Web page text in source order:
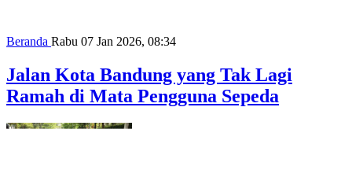
Beranda Rabu 07 Jan 2026, 08:34
Jalan Kota Bandung yang Tak Lagi
Ramah di Mata Pengguna Sepeda